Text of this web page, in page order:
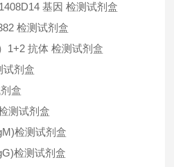
基因 检测试剂盒
检测试剂盒
1+2 抗体 检测试剂盒
试剂盒
盒
测试剂盒
检测试剂盒
检测试剂盒